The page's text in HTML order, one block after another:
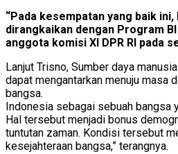
“Pada kesempatan yang baik
dirangkaikan dengan Program
anggota komisi XI DPR RI pada
Lanjut Trisno, Sumber daya
dapat mengantarkan menuju masa
bangsa.
Indonesia sebagai sebuah
Hal tersebut menjadi bonus
tuntutan zaman. Kondisi tersebut
kesejahteraan bangsa,” terangnya.